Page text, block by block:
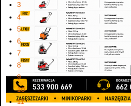
3
4
5
6
7
8
9
10
11